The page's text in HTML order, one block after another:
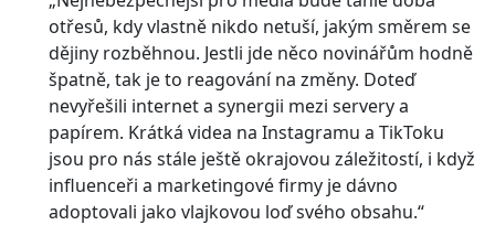
otřesů, kdy vlastně nikdo netuší, jakým směrem se
dějiny rozběhnou. Jestli jde něco novinářům hodně
špatně, tak je to reagování na změny. Doteď
nevyřešili internet a synergii mezi servery a
papírem. Krátká videa na Instagramu a TikToku
jsou pro nás stále ještě okrajovou záležitostí, i když
influenceři a marketingové firmy je dávno
adoptovali jako vlajkovou loď svého obsahu.“